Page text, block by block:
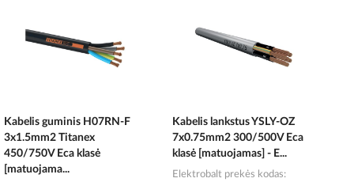
Kabelis guminis H07RN-F
3x1.5mm2 Titanex
450/750V Eca klasė
[matuojama...
Kabelis lankstus YSLY-OZ
7x0.75mm2 300/500V Eca
klasė [matuojamas] - E...
Elektrobalt prekės kodas